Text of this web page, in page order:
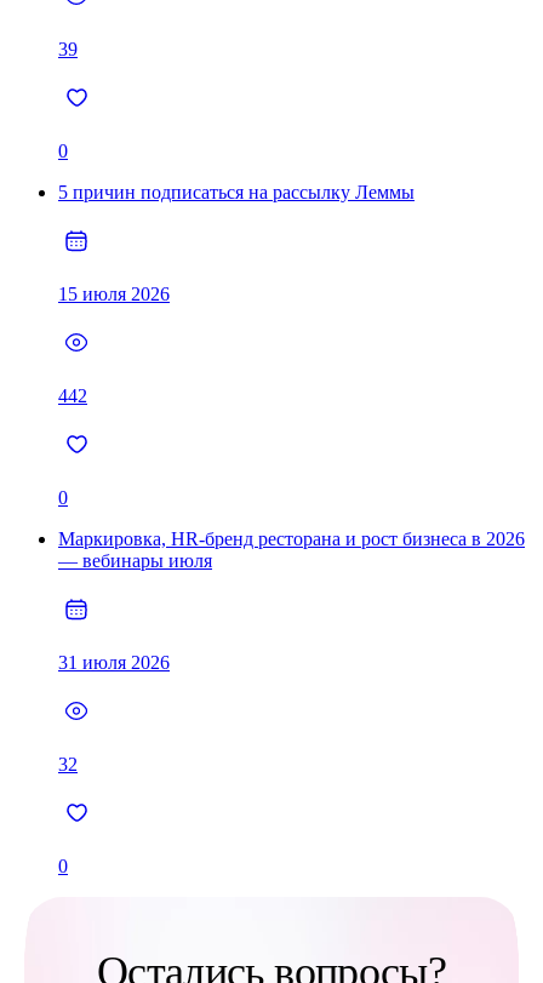
39
0
5 причин подписаться на рассылку Леммы
15 июля 2026
442
0
Маркировка, HR-бренд ресторана и рост бизнеса в 2026
— вебинары июля
31 июля 2026
32
0
Остались вопросы?